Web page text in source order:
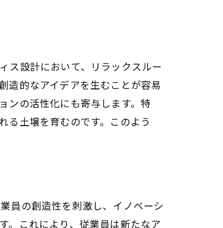
ス設計において、リラックスルー
造的なアイデアを生むことが容易
ンの活性化にも寄与します。特
る土壌を育むのです。このよう
員の創造性を刺激し、イノベーシ
。これにより、従業員は新たなア